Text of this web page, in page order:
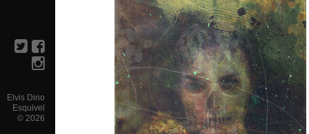
Elvis Dino
Esquivel
© 2026